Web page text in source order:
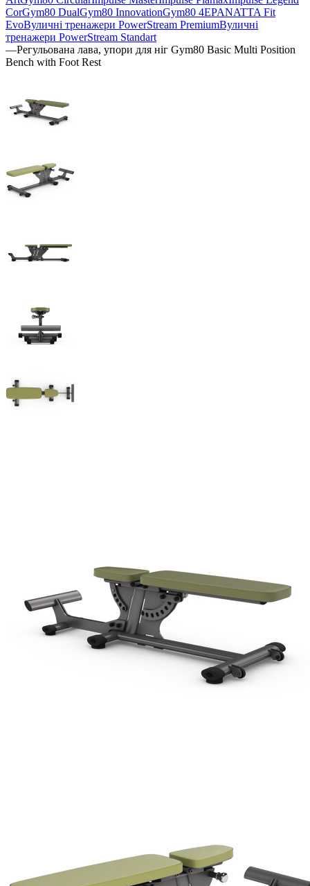
CorGym80 DualGym80 InnovationGym80 4EPANATTA Fit
EvoВуличні тренажери PowerStream PremiumВуличні
тренажери PowerStream Standart
—Регульована лава, упори для ніг Gym80 Basic Multi Position
Bench with Foot Rest